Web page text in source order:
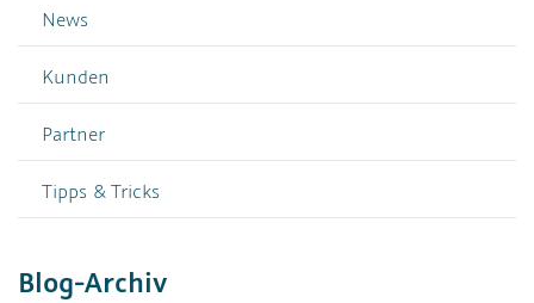
News
Kunden
Partner
Tipps & Tricks
Blog-Archiv